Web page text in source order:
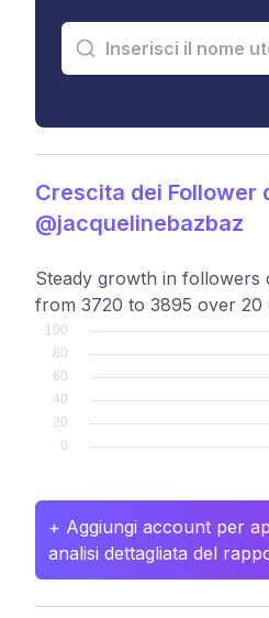
Crescita dei Follower
@jacquelinebazbaz
Steady growth in followers
from 3720 to 3895 over 20
+ Aggiungi account per
analisi dettagliata del